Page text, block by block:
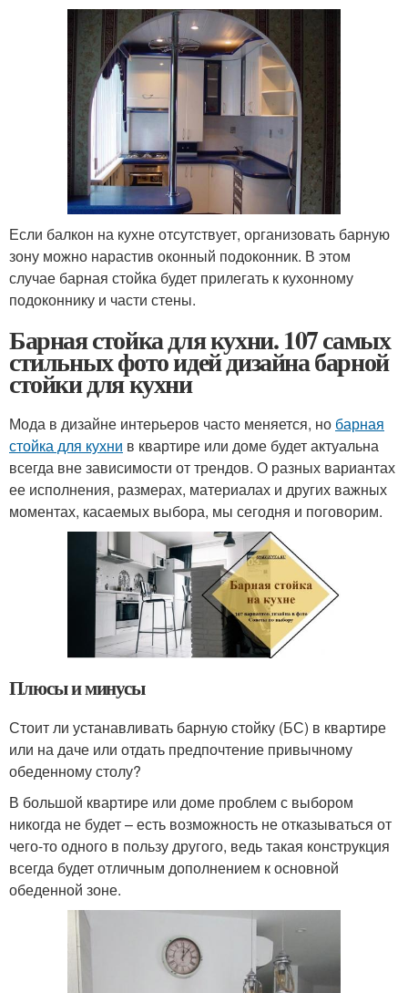
Если балкон на кухне отсутствует, организовать барную
зону можно нарастив оконный подоконник. В этом
случае барная стойка будет прилегать к кухонному
подоконнику и части стены.
Барная стойка для кухни. 107 самых
стильных фото идей дизайна барной
стойки для кухни
Мода в дизайне интерьеров часто меняется, но барная
стойка для кухни в квартире или доме будет актуальна
всегда вне зависимости от трендов. О разных вариантах
ее исполнения, размерах, материалах и других важных
моментах, касаемых выбора, мы сегодня и поговорим.
Плюсы и минусы
Стоит ли устанавливать барную стойку (БС) в квартире
или на даче или отдать предпочтение привычному
обеденному столу?
В большой квартире или доме проблем с выбором
никогда не будет – есть возможность не отказываться от
чего-то одного в пользу другого, ведь такая конструкция
всегда будет отличным дополнением к основной
обеденной зоне.